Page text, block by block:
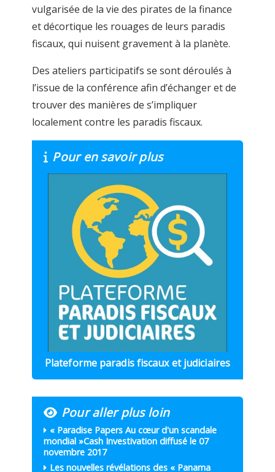
vulgarisée de la vie des pirates de la finance
et décortique les rouages de leurs paradis
fiscaux, qui nuisent gravement à la planète.
Des ateliers participatifs se sont déroulés à
l’issue de la conférence afin d’échanger et de
trouver des manières de s’impliquer
localement contre les paradis fiscaux.
Pour en savoir plus
Plateforme paradis fiscaux et judiciaires
Pour aller plus loin
« Paradise Papers Au cœur d'un scandale
mondial »Cash Investivation diffusé le 07
novembre 2017
Les nouvelles révélations des « Panama